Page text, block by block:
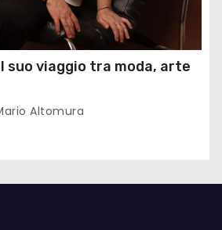
suo viaggio tra moda, arte
Altomura